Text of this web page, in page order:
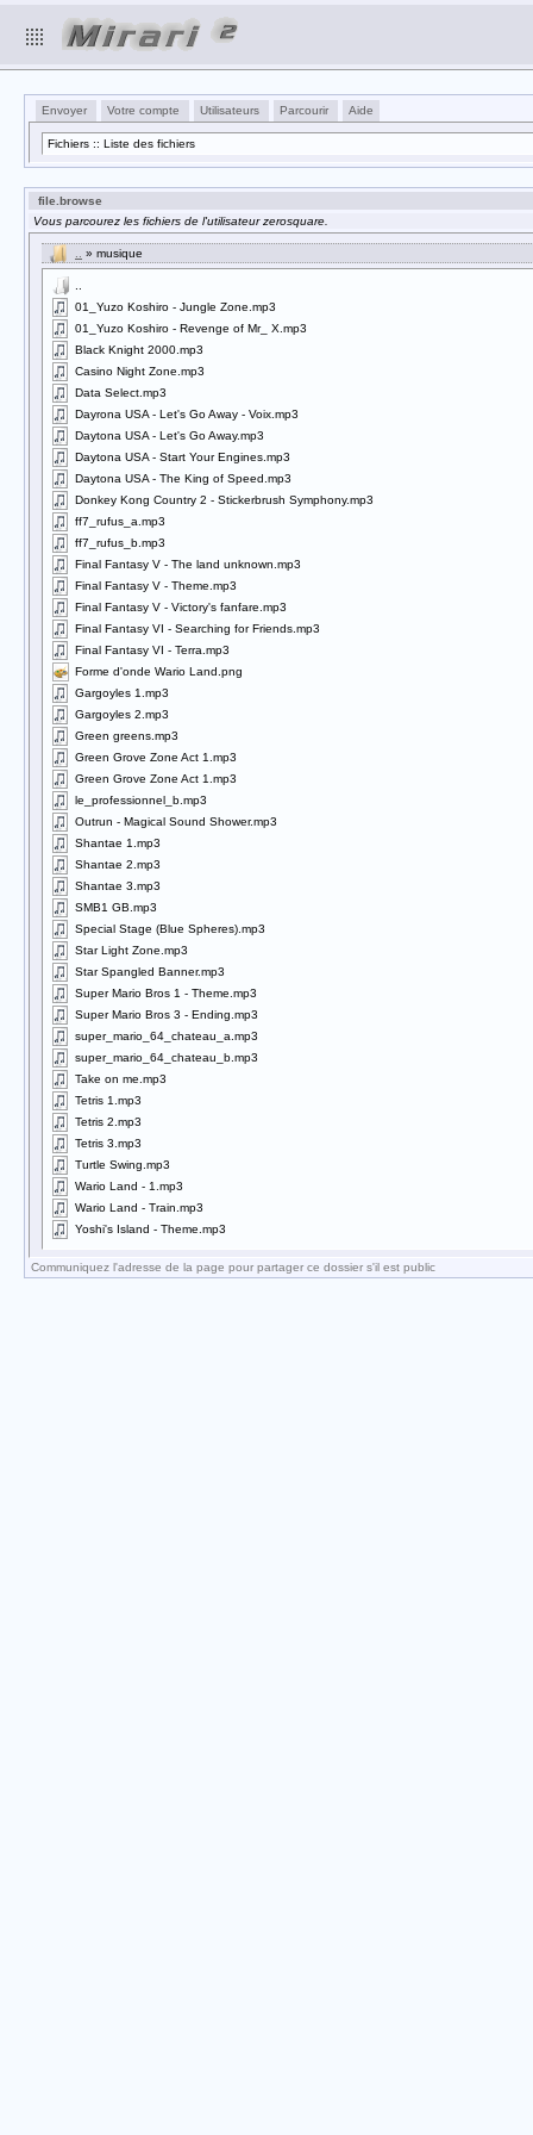
Envoyer Votre compte Utilisateurs Parcourir Aide
Fichiers :: Liste des fichiers
file.browse
Vous parcourez les fichiers de l'utilisateur zerosquare.
» musique
01_Yuzo Koshiro - Jungle Zone.mp3
01_Yuzo Koshiro - Revenge of Mr_ X.mp3
Black Knight 2000.mp3
Casino Night Zone.mp3
Data Select.mp3
Dayrona USA - Let's Go Away - Voix.mp3
Daytona USA - Let's Go Away.mp3
Daytona USA - Start Your Engines.mp3
Daytona USA - The King of Speed.mp3
Donkey Kong Country 2 - Stickerbrush Symphony.mp3
ff7_rufus_a.mp3
ff7_rufus_b.mp3
Final Fantasy V - The land unknown.mp3
Final Fantasy V - Theme.mp3
Final Fantasy V - Victory's fanfare.mp3
Final Fantasy VI - Searching for Friends.mp3
Final Fantasy VI - Terra.mp3
Forme d'onde Wario Land.png
Gargoyles 1.mp3
Gargoyles 2.mp3
Green greens.mp3
Green Grove Zone Act 1.mp3
Green Grove Zone Act 1.mp3
le_professionnel_b.mp3
Outrun - Magical Sound Shower.mp3
Shantae 1.mp3
Shantae 2.mp3
Shantae 3.mp3
SMB1 GB.mp3
Special Stage (Blue Spheres).mp3
Star Light Zone.mp3
Star Spangled Banner.mp3
Super Mario Bros 1 - Theme.mp3
Super Mario Bros 3 - Ending.mp3
super_mario_64_chateau_a.mp3
super_mario_64_chateau_b.mp3
Take on me.mp3
Tetris 1.mp3
Tetris 2.mp3
Tetris 3.mp3
Turtle Swing.mp3
Wario Land - 1.mp3
Wario Land - Train.mp3
Yoshi's Island - Theme.mp3
Communiquez l'adresse de la page pour partager ce dossier s'il est public